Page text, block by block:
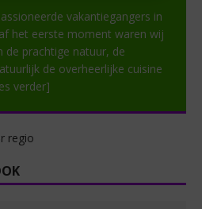
vakantiegangers in
het eerste moment waren wij
de prachtige natuur, de
de overheerlijke cuisine
verder]
regio